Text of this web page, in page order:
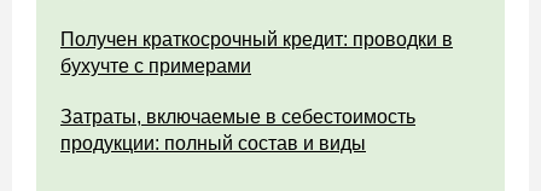
Получен краткосрочный кредит: проводки в
бухучте с примерами
Затраты, включаемые в себестоимость
продукции: полный состав и виды